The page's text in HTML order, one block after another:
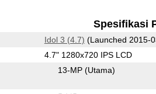
Spesifikasi
Idol 3 (4.7) (Launched 2015-
4.7" 1280x720 IPS LCD
13-MP (Utama)